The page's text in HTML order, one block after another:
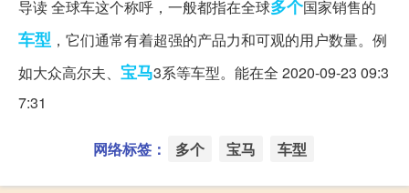
导读 全球车这个称呼，一般都指在全球多个国家销售的
车型 ，它们通常有着超强的产品力和可观的用户数量。例
如大众高尔夫、 宝马3系等车型。能在全 2020-09-23 09:3
7:31
网络标签： 多个 宝马 车型